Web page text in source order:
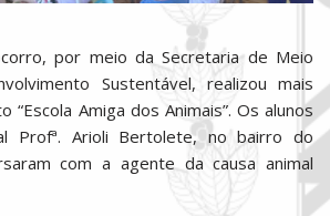
por meio da Secretaria de Meio
Sustentável, realizou mais
“Escola Amiga dos Animais”. Os alunos
Profª. Arioli Bertolete, no bairro do
com a agente da causa animal